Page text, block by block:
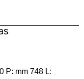
P: mm 748 L: